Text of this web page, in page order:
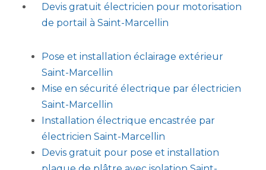
Devis gratuit électricien pour motorisation
de portail à Saint-Marcellin
Pose et installation éclairage extérieur
Saint-Marcellin
Mise en sécurité électrique par électricien
Saint-Marcellin
Installation électrique encastrée par
électricien Saint-Marcellin
Devis gratuit pour pose et installation